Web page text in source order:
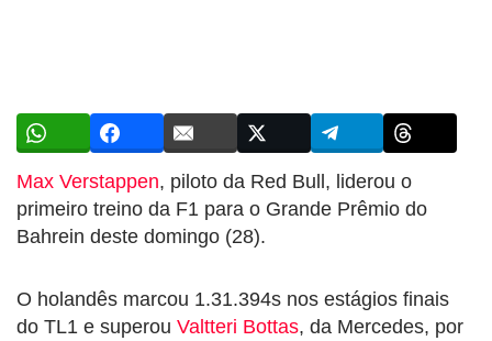
Max Verstappen, piloto da Red Bull, liderou o
primeiro treino da F1 para o Grande Prêmio do
Bahrein deste domingo (28).
O holandês marcou 1.31.394s nos estágios finais
do TL1 e superou Valtteri Bottas, da Mercedes, por